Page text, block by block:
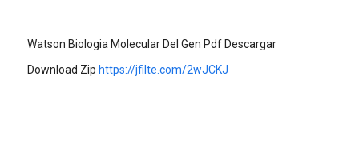
Watson Biologia Molecular Del Gen Pdf Descargar
Download Zip https://jfilte.com/2wJCKJ